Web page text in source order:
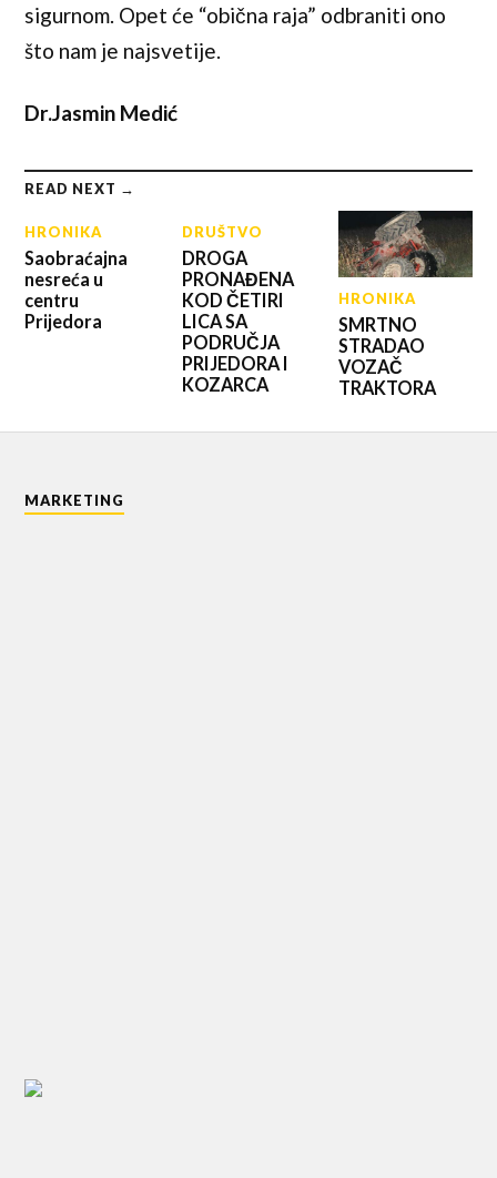
sigurnom. Opet će “obična raja” odbraniti ono
što nam je najsvetije.
Dr.Jasmin Medić
READ NEXT →
HRONIKA
Saobraćajna
nesreća u
centru
Prijedora
DRUŠTVO
DROGA
PRONAĐENA
KOD ČETIRI
LICA SA
PODRUČJA
PRIJEDORA I
KOZARCA
HRONIKA
SMRTNO
STRADAO
VOZAČ
TRAKTORA
MARKETING